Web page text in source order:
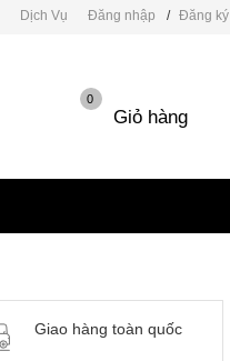
Đăng nhập / Đăng ký
Dịch Vụ
Giỏ hàng
0
Giao hàng toàn quốc